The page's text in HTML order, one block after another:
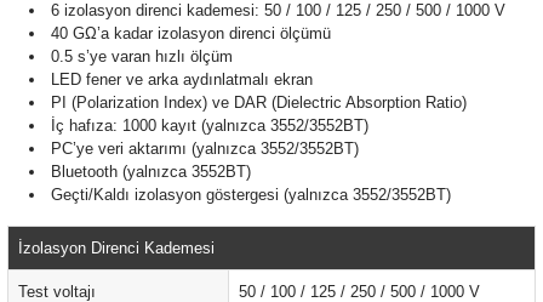
Cihazları
Cihazları
Cihazları
6 izolasyon direnci kademesi: 50 / 100 / 125 / 250 / 500 / 1000 V
40 GΩ’a kadar izolasyon direnci ölçümü
0.5 s’ye varan hızlı ölçüm
LED fener ve arka aydınlatmalı ekran
PI (Polarization Index) ve DAR (Dielectric Absorption Ratio)
İç hafıza: 1000 kayıt (yalnızca 3552/3552BT)
PC’ye veri aktarımı (yalnızca 3552/3552BT)
Bluetooth (yalnızca 3552BT)
Geçti/Kaldı izolasyon göstergesi (yalnızca 3552/3552BT)
İzolasyon Direnci Kademesi
Test voltajı 50 / 100 / 125 / 250 / 500 / 1000 V